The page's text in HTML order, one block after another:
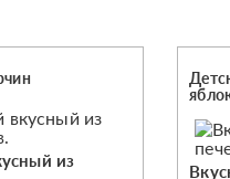
из